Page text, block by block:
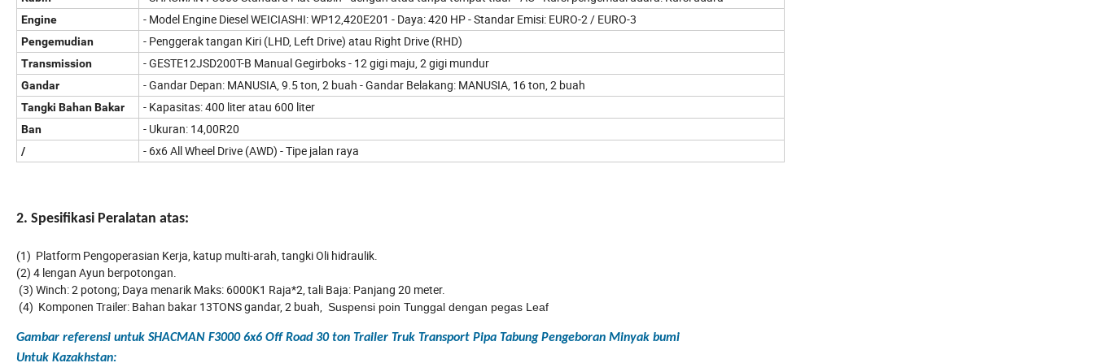
Engine - Model Engine Diesel WEICIASHI: WP12,420E201 - Daya: 420 HP - Standar Emisi: EURO-2 / EURO-3
Pengemudian - Penggerak tangan Kiri (LHD, Left Drive) atau Right Drive (RHD)
Transmission - GESTE12JSD200T-B Manual Gegirboks - 12 gigi maju, 2 gigi mundur
Gandar - Gandar Depan: MANUSIA, 9.5 ton, 2 buah - Gandar Belakang: MANUSIA, 16 ton, 2 buah
Tangki Bahan Bakar - Kapasitas: 400 liter atau 600 liter
Ban - Ukuran: 14,00R20
/ - 6x6 All Wheel Drive (AWD) - Tipe jalan raya
2. Spesifikasi Peralatan atas:
(1) Platform Pengoperasian Kerja, katup multi-arah, tangki Oli hidraulik.
(2) 4 lengan Ayun berpotongan.
(3) Winch: 2 potong; Daya menarik Maks: 6000K1 Raja*2, tali Baja: Panjang 20 meter.
(4) Komponen Trailer: Bahan bakar 13TONS gandar, 2 buah,
Suspensi poin Tunggal dengan pegas Leaf
Gambar referensi untuk SHACMAN F3000 6x6 Off Road 30 ton Trailer Truk Transport Pipa Tabung Pengeboran Minyak bumi
Untuk Kazakhstan: